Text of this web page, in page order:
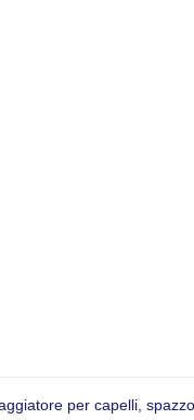
per capelli,